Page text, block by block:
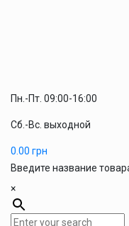
Пн.-Пт. 09:00-16:00
Сб.-Вс. выходной
0.00 грн
Введите название
×